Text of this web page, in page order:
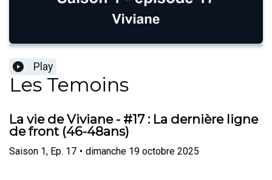
Play
Les Temoins
La vie de Viviane - #17 : La dernière ligne
de front (46-48ans)
Saison 1, Ep. 17 • dimanche 19 octobre 2025